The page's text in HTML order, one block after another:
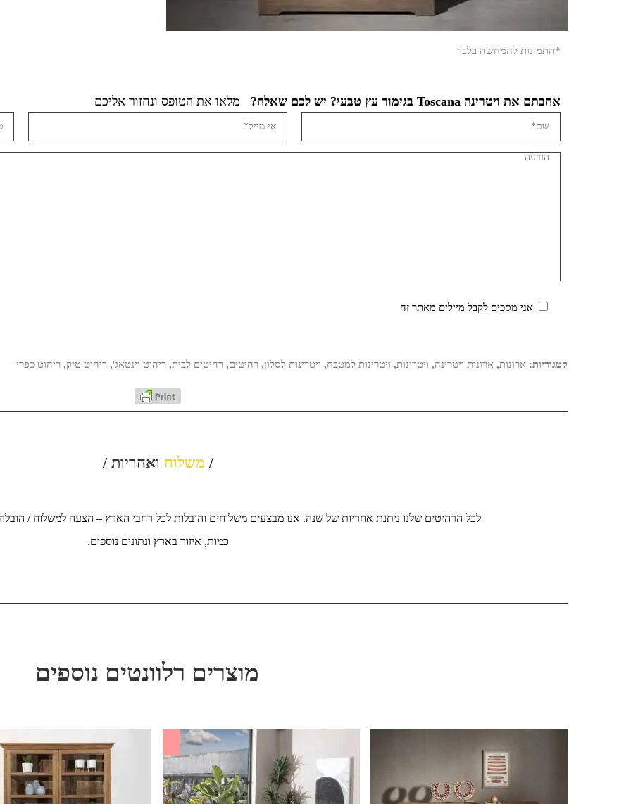
*התמונות להמחשה בלבד
אהבתם את ויטרינה Toscana בגימור עץ טבעי? יש לכם שאלה? מלאו את הטופס ונחזור אליכם
אני מסכים לקבל מיילים מאתר זה
קטגוריות: ארונות, ארונות ויטרינה, ויטרינות, ויטרינות למטבח, ויטרינות לסלון, רהיטים, רהיטים לבית, ריהוט וינטאג', ריהוט טיק, ריהוט כפרי
/ משלוח ואחריות /
לכל הרהיטים שלנו ניתנת אחריות של שנה. אנו מבצעים משלוחים והובלות לכל רחבי הארץ – הצעה למשלוח /
כמות, איזור בארץ ונתונים נוספים.
מוצרים רלוונטים נוספים